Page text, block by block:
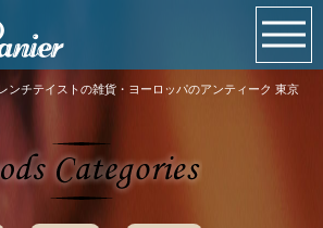
ンチテイストの雑貨・ヨーロッパのアンティーク 東京